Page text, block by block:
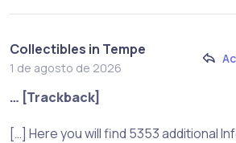
Collectibles in Tempe
1 de agosto de 2026
… [Trackback]
[…] Here you will find 5353 additional